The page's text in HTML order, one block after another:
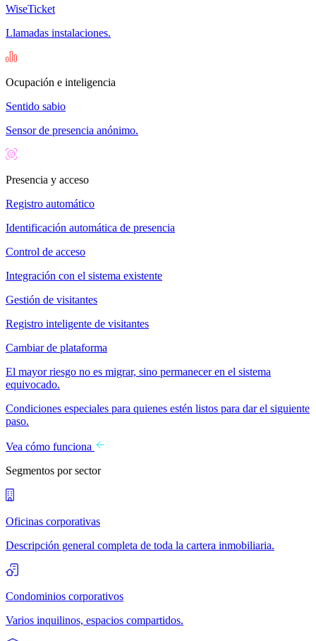
WiseTicket
Llamadas instalaciones.
Ocupación e inteligencia
Sentido sabio
Sensor de presencia anónimo.
Presencia y acceso
Registro automático
Identificación automática de presencia
Control de acceso
Integración con el sistema existente
Gestión de visitantes
Registro inteligente de visitantes
Cambiar de plataforma
El mayor riesgo no es migrar, sino permanecer en el sistema
equivocado.
Condiciones especiales para quienes estén listos para dar el siguiente
paso.
Vea cómo funciona
Segmentos por sector
Oficinas corporativas
Descripción general completa de toda la cartera inmobiliaria.
Condominios corporativos
Varios inquilinos, espacios compartidos.